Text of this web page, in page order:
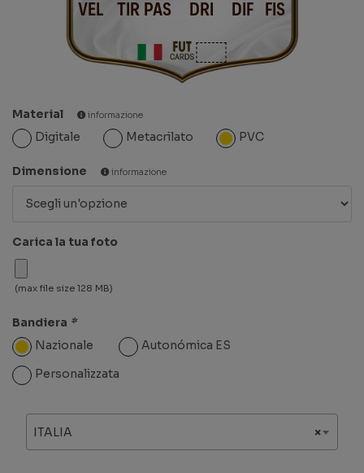
Material informazione
Digitale Metacrilato PVC
Dimensione informazione
Carica la tua foto
(max file size 128 MB)
Bandiera *
Nazionale
Autonómica ES
Personalizzata
×
ITALIA
VEL PAS DIF
TIR DRI FIS